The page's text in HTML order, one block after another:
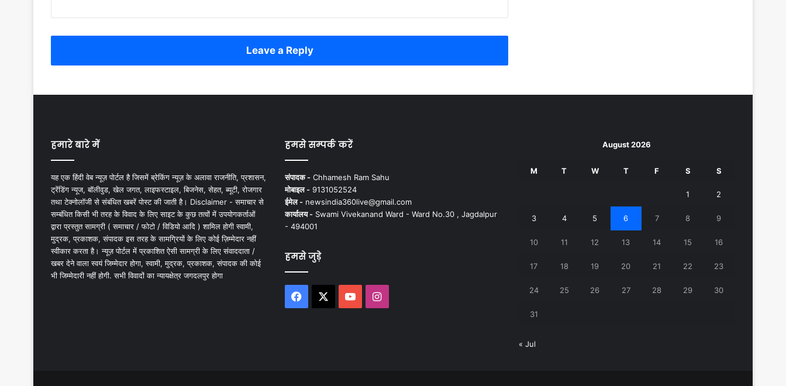
Leave a Reply
हमारे बारे में
यह एक हिंदी वेब न्यूज़ पोर्टल है जिसमें ब्रेकिंग न्यूज़ के अलावा राजनीति, प्रशासन,
ट्रेंडिंग न्यूज, बॉलीवुड, खेल जगत, लाइफस्टाइल, बिजनेस, सेहत, ब्यूटी, रोजगार
तथा टेक्नोलॉजी से संबंधित खबरें पोस्ट की जाती है। Disclaimer - समाचार से
सम्बंधित किसी भी तरह के विवाद के लिए साइट के कुछ तत्वों में उपयोगकर्ताओं
द्वारा प्रस्तुत सामग्री ( समाचार / फोटो / विडियो आदि ) शामिल होगी स्वामी,
मुद्रक, प्रकाशक, संपादक इस तरह के सामग्रियों के लिए कोई ज़िम्मेदार नहीं
स्वीकार करता है। न्यूज़ पोर्टल में प्रकाशित ऐसी सामग्री के लिए संवाददाता /
खबर देने वाला स्वयं जिम्मेदार होगा, स्वामी, मुद्रक, प्रकाशक, संपादक की कोई
भी जिम्मेदारी नहीं होगी. सभी विवादों का न्यायक्षेत्र जगदलपुर होगा
हमसे सम्पर्क करें
संपादक -Chhamesh Ram Sahu
मोबाइल -9131052524
ईमेल - newsindia360live@gmail.com
कार्यालय -Swami Vivekanand Ward - Ward No.30 , Jagdalpur
- 494001
हमसे जुड़े
Facebook YouTubeInstagram
August 2026
M T W T F S S
1 2
3 4 5 6 7 8 9
10 11 12 13 14 15 16
17 18 19 20 21 22 23
24 25 26 27 28 29 30
31
« Jul